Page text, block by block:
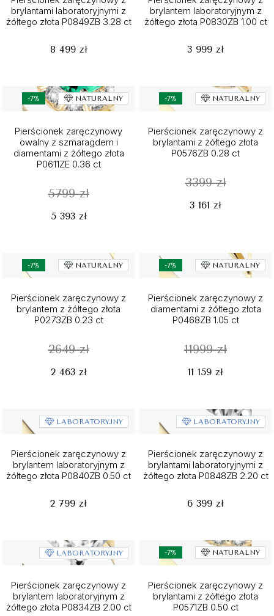
brylantami laboratoryjnymi z
żółtego złota P0849ZB 3.28 ct
8 499 zł
brylantem laboratoryjnym z
żółtego złota P0830ZB 1.00 ct
3 999 zł
-7% NATURALNY
Pierścionek zaręczynowy
owalny z szmaragdem i
diamentami z żółtego złota
P0611ZE 0.36 ct
5799 zł
5 393 zł
-7% NATURALNY
Pierścionek zaręczynowy z
brylantami z żółtego złota
P0576ZB 0.28 ct
3399 zł
3 161 zł
-7% NATURALNY
Pierścionek zaręczynowy z
brylantem z żółtego złota
P0273ZB 0.23 ct
2649 zł
2 463 zł
-7% NATURALNY
Pierścionek zaręczynowy z
diamentami z żółtego złota
P0468ZB 1.05 ct
11999 zł
11 159 zł
LABORATORYJNY
Pierścionek zaręczynowy z
brylantem laboratoryjnym z
żółtego złota P0840ZB 0.50 ct
2 799 zł
LABORATORYJNY
Pierścionek zaręczynowy z
brylantami laboratoryjnymi z
żółtego złota P0848ZB 2.20 ct
6 399 zł
LABORATORYJNY
Pierścionek zaręczynowy z
brylantem laboratoryjnym z
żółtego złota P0834ZB 2.00 ct
-7% NATURALNY
Pierścionek zaręczynowy z
brylantami z żółtego złota
P0571ZB 0.50 ct